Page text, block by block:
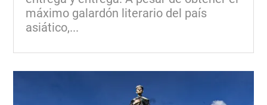
máximo galardón literario del país
asiático,...